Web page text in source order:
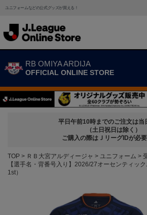
ユニフォームなどの公式グッズが買える！
RB OMIYA ARDIJA
OFFICIAL ONLINE STORE
平日午前10時までのご注文は当
（土日祝日は除く）
ご購入の際はＪリーグIDが必要
TOP ＲＢ大宮アルディージャ ユニフォーム
【選手名・背番号入り】2026/27オーセンティッ
1st）